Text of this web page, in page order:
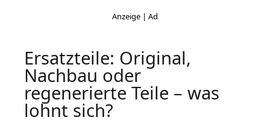
Ersatzteile: Original,
Nachbau oder
regenerierte Teile – was
lohnt sich?